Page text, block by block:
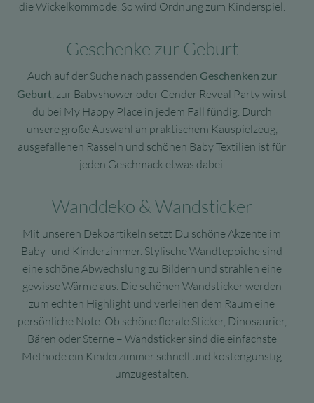
die Wickelkommode. So wird Ordnung zum Kinderspiel.
Geschenke zur Geburt
Auch auf der Suche nach passenden Geschenken zur
Geburt, zur Babyshower oder Gender Reveal Party wirst
du bei My Happy Place in jedem Fall fündig. Durch
unsere große Auswahl an praktischem Kauspielzeug,
ausgefallenen Rasseln und schönen Baby Textilien ist für
jeden Geschmack etwas dabei.
Wanddeko & Wandsticker
Mit unseren Dekoartikeln setzt Du schöne Akzente im
Baby- und Kinderzimmer. Stylische Wandteppiche sind
eine schöne Abwechslung zu Bildern und strahlen eine
gewisse Wärme aus. Die schönen Wandsticker werden
zum echten Highlight und verleihen dem Raum eine
persönliche Note. Ob schöne florale Sticker, Dinosaurier,
Bären oder Sterne – Wandsticker sind die einfachste
Methode ein Kinderzimmer schnell und kostengünstig
umzugestalten.